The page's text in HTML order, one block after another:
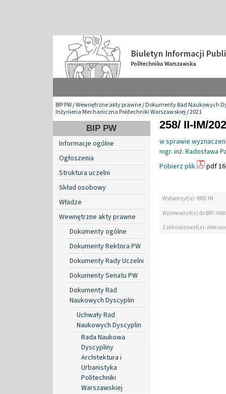
BIP PW/Wewnętrzne akty prawne/Dokumenty Rad Naukowych
Inżynieria Mechaniczna Politechniki Warszawskiej/2021
BIP PW
Informacje ogólne
Ogłoszenia
Struktura uczelni
Skład osobowy
Władze
Wewnętrzne akty prawne
Dokumenty ogólne
Dokumenty Rektora PW
Dokumenty Rady Uczelni
Dokumenty Senatu PW
Dokumenty Rad
Naukowych Dyscyplin
Uchwały Rad
Naukowych Dyscyplin
Rada Naukowa
Dyscypliny
Architektura i
Urbanistyka
Politechniki
Warszawskiej
258/ II-IM/
w sprawie
mgr. inż. Radosława
Pobierz plik
pdf
Wytworzył(a): RND IM
Wprowadził(a) do BIP:
Zaktualizował(a):